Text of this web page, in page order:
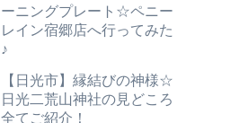
ーニングプレート☆ペニー
レイン宿郷店へ行ってみた
♪
【日光市】縁結びの神様☆
日光二荒山神社の見どころ
全てご紹介！